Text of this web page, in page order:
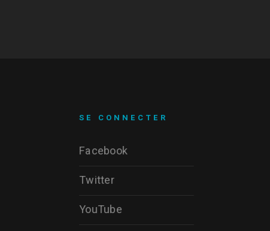
SE CONNECTER
Facebook
Twitter
YouTube